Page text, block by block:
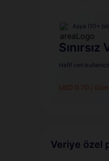
Asya (10+
Sınırsız
Hafif veri
USD 0.70 / Gün
Veriye özel